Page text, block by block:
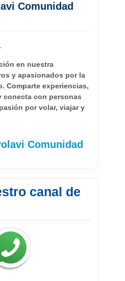
Comunidad
en nuestra
y apasionados por la
Comparte experiencias,
conecta con personas
por volar, viajar y
Comunidad
canal de